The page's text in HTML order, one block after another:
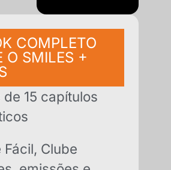
COMPLETO
O SMILES +
de 15 capítulos
Fácil, Clube